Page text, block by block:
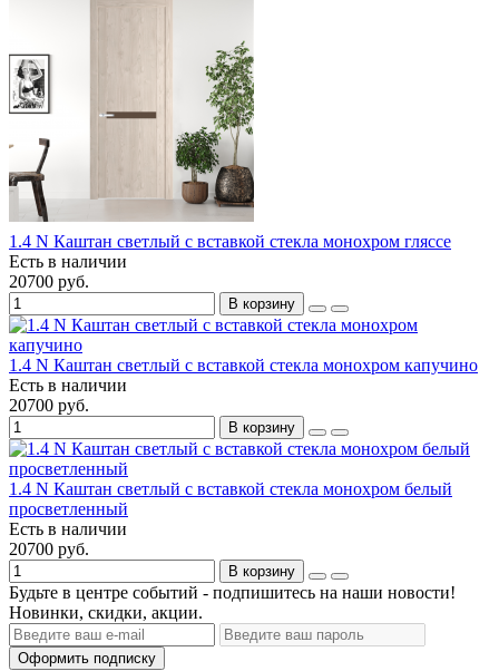
1.4 N Каштан светлый с вставкой стекла монохром гляссе
Есть в наличии
20700 руб.
В корзину
1.4 N Каштан светлый с вставкой стекла монохром капучино
Есть в наличии
20700 руб.
В корзину
1.4 N Каштан светлый с вставкой стекла монохром белый
просветленный
Есть в наличии
20700 руб.
В корзину
Будьте в центре событий - подпишитесь на наши новости!
Новинки, скидки, акции.
Оформить подписку